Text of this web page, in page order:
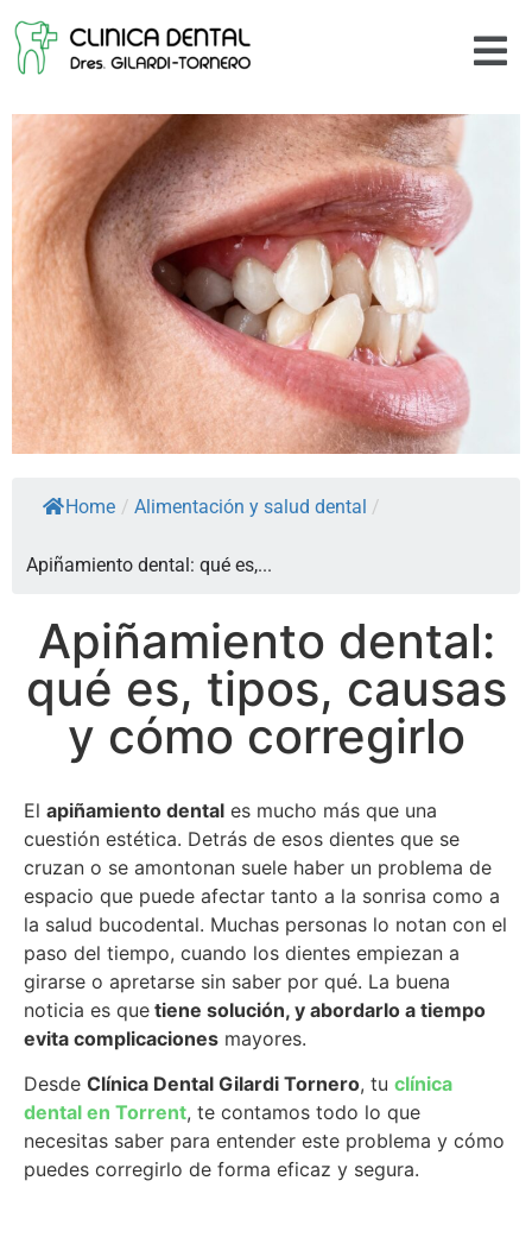
Home / Alimentación y salud dental /
Apiñamiento dental: qué es,...
Apiñamiento dental:
qué es, tipos, causas
y cómo corregirlo
El apiñamiento dental es mucho más que una
cuestión estética. Detrás de esos dientes que se
cruzan o se amontonan suele haber un problema de
espacio que puede afectar tanto a la sonrisa como a
la salud bucodental. Muchas personas lo notan con el
paso del tiempo, cuando los dientes empiezan a
girarse o apretarse sin saber por qué. La buena
noticia es que tiene solución, y abordarlo a tiempo
evita complicaciones mayores.
Desde Clínica Dental Gilardi Tornero, tu clínica
dental en Torrent, te contamos todo lo que
necesitas saber para entender este problema y cómo
puedes corregirlo de forma eficaz y segura.